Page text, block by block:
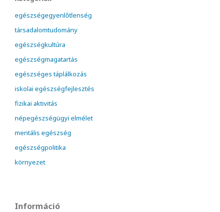
egészségegyenlőtlenség
társadalomtudomány
egészségkultúra
egészségmagatartás
egészséges táplálkozás
iskolai egészségfejlesztés
fizikai aktivitás
népegészségügyi elmélet
mentális egészség
egészségpolitika
környezet
Információ